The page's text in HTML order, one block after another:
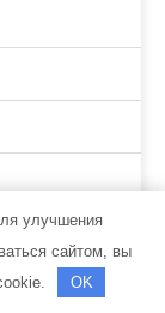
улучшения
сайтом, вы
OK